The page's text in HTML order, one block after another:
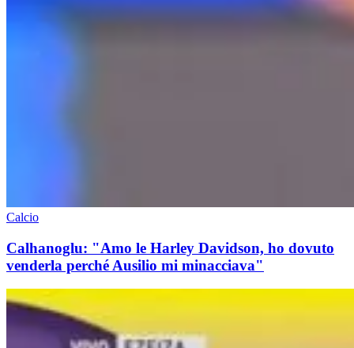
Calcio
Calhanoglu: "Amo le Harley Davidson, ho dovuto
venderla perché Ausilio mi minacciava"